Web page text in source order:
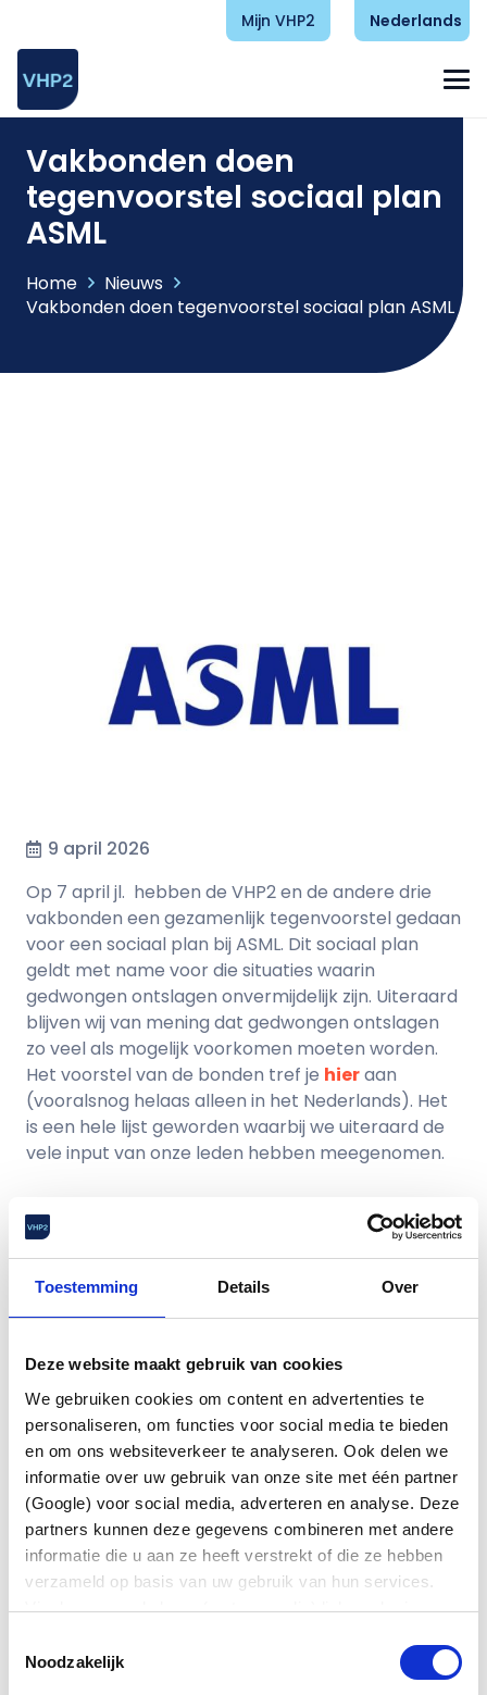
Toestemming Details Over
Deze website maakt gebruik van cookies
We gebruiken cookies om content en advertenties te
personaliseren, om functies voor social media te bieden
en om ons websiteverkeer te analyseren. Ook delen we
informatie over uw gebruik van onze site met één partner
(Google) voor social media, adverteren en analyse. Deze
partners kunnen deze gegevens combineren met andere
informatie die u aan ze heeft verstrekt of die ze hebben
verzameld op basis van uw gebruik van hun services.
Via de zwevende knop (met paperclip) linksonder in
toestemming intrekken.
Noodzakelijk
Mijn VHP2 Nederlands
Vakbonden doen
tegenvoorstel sociaal plan
ASML
Home
Nieuws
Vakbonden doen tegenvoorstel sociaal plan ASML
9 april 2026
Op 7 april jl. hebben de VHP2 en de andere drie
vakbonden een gezamenlijk tegenvoorstel gedaan
voor een sociaal plan bij ASML. Dit sociaal plan
geldt met name voor die situaties waarin
gedwongen ontslagen onvermijdelijk zijn. Uiteraard
blijven wij van mening dat gedwongen ontslagen
zo veel als mogelijk voorkomen moeten worden.
Het voorstel van de bonden tref je hieraan
(vooralsnog helaas alleen in het Nederlands). Het
is een hele lijst geworden waarbij we uiteraard de
vele input van onze leden hebben meegenomen.
Ontslagvergoeding: 2 maandsalarissen per
gewerkt dienstjaar met een minimum van 12
maandsalarissen. Voor medewerkers van 55
jaar en ouder een aanvullende vergoeding
van 6 maandsalarissen
Het opnemen van een vrijwillige
vertrekregeling/plaatsmakersregeling
Het laten vervallen van een
concurrentiebeding/relatiebeding bij einde
dienstverband
Het schadeloos stellen van de werknemer bij
pensioenschade
De mogelijkheid om 2 maal een passende
Er is afgesproken dat ASML op 13 april a.s.